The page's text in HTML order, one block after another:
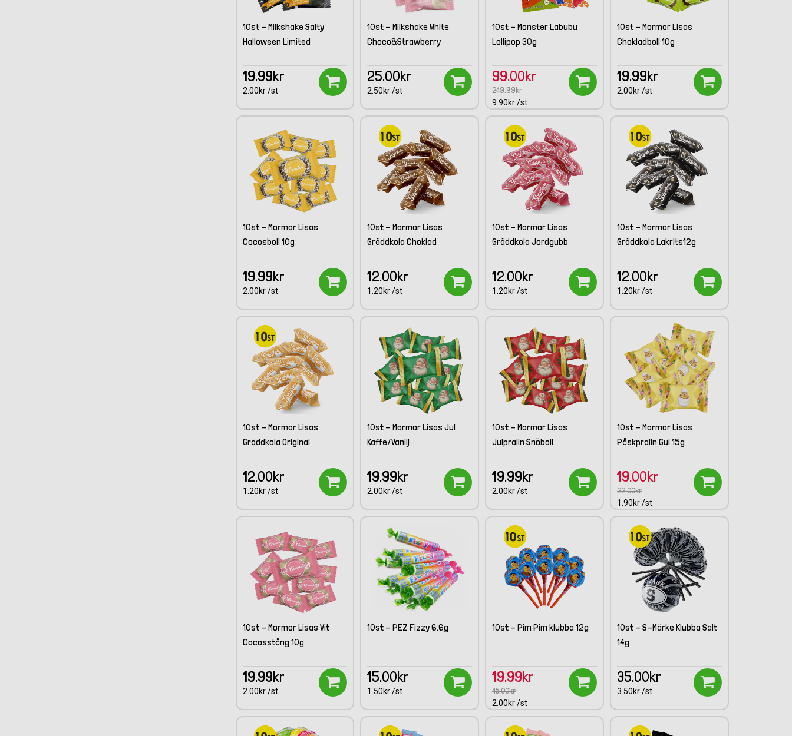
10st - Milkshake Salty
Halloween Limited
19.99kr
2.00kr /st
10st - Milkshake White
Choco&Strawberry
25.00kr
2.50kr /st
10st - Monster Labubu
Lollipop 30g
99.00kr
249.99kr
9.90kr /st
10st - Mormor Lisas
Chokladboll 10g
19.99kr
2.00kr /st
10st - Mormor Lisas
Cocosboll 10g
19.99kr
2.00kr /st
10st - Mormor Lisas
Gräddkola Choklad
12.00kr
1.20kr /st
10st - Mormor Lisas
Gräddkola Jordgubb
12.00kr
1.20kr /st
10st - Mormor Lisas
Gräddkola Lakrits12g
12.00kr
1.20kr /st
10st - Mormor Lisas
Gräddkola Original
12.00kr
1.20kr /st
10st - Mormor Lisas Jul
Kaffe/Vanilj
19.99kr
2.00kr /st
10st - Mormor Lisas
Julpralin Snöboll
19.99kr
2.00kr /st
10st - Mormor Lisas
Påskpralin Gul 15g
19.00kr
22.00kr
1.90kr /st
10st - Mormor Lisas Vit
Cocosstång 10g
19.99kr
2.00kr /st
10st - PEZ Fizzy 6.6g
15.00kr
1.50kr /st
10st - Pim Pim klubba 12g
19.99kr
45.00kr
2.00kr /st
10st - S-Märke Klubba Salt
14g
35.00kr
3.50kr /st